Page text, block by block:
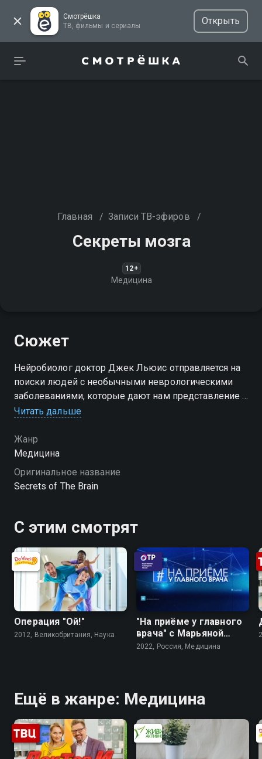
Смотрёшка
ТВ, фильмы и сериалы
Открыть
Главная / Записи ТВ-эфиров /
Секреты мозга
12+
Медицина
Сюжет
Нейробиолог доктор Джек Льюис отправляется на
поиски людей с необычными неврологическими
заболеваниями, которые дают нам представление о
том, как работает наш мозг
Читать дальше
Жанр
Медицина
Оригинальное название
Secrets of The Brain
С этим смотрят
Операция "Ой!"
2012, Великобритания, Наука
"На приёме у главного
врача" с Марьяной
Лысенко
2022, Россия, Медицина
Ещё в жанре: Медицина